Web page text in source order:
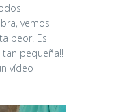
vemos
peor. Es
tan pequeña!!
vídeo